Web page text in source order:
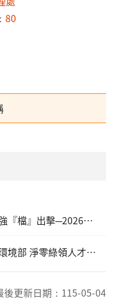
80
擊─2026檔案研究及文創徵選
部 淨零綠領人才培育課程
後更新日期： 115-05-04